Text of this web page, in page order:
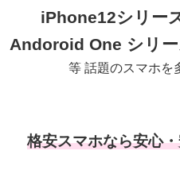
iPhone12シリー
Andoroid One シリ
等 話題のスマホを
格安スマホなら安心